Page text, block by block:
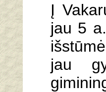
Į
jau 5
jau